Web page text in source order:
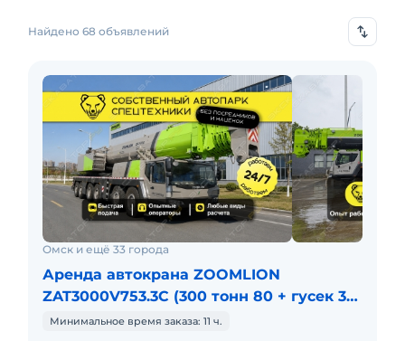
Найдено 68 объявлений
Омск и ещё 33 города
Аренда автокрана ZOOMLION
ZAT3000V753.3C (300 тонн 80 + гусек 32
метра)
Минимальное время заказа: 11 ч.